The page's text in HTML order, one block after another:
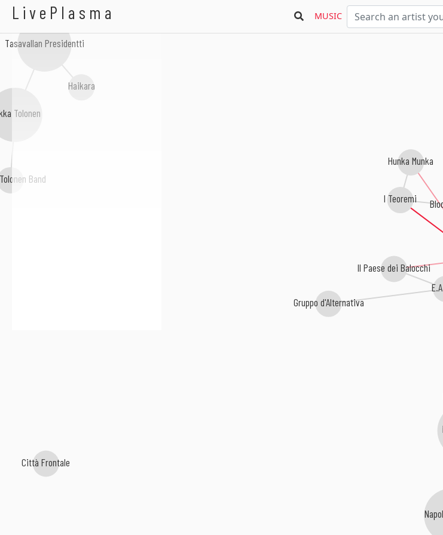
LivePlasma MUSIC
I Teoremi
Hunka Munka
Il Paese dei Balocchi
Haikara
Tasavallan Presidentti
Gruppo d'Alternativa
Tolonen
Band
Città Frontale
I Santoni